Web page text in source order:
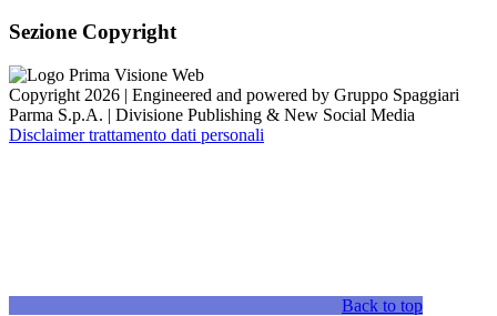
Sezione Copyright
Copyright 2026 | Engineered and powered by Gruppo Spaggiari
Parma S.p.A. | Divisione Publishing & New Social Media
Disclaimer trattamento dati personali
Back to top